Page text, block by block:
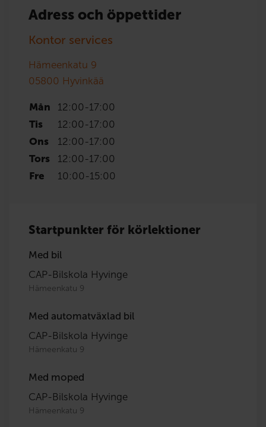
Adress och öppettider
Kontor services
Hämeenkatu 9
05800 Hyvinkää
Mån 12:00 -17:00
Tis
12:00 -17:00
Ons
12:00 -17:00
Tors
12:00 -17:00
Fre
10:00 -15:00
Startpunkter för körlektioner
Med bil
CAP-Bilskola Hyvinge
Hämeenkatu 9
Med automatväxlad bil
CAP-Bilskola Hyvinge
Hämeenkatu 9
Med moped
CAP-Bilskola Hyvinge
Hämeenkatu 9